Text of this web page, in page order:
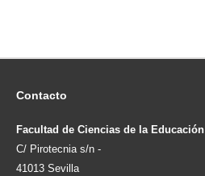
Contacto
Facultad de Ciencias de la Educación
C/ Pirotecnia s/n -
41013 Sevilla